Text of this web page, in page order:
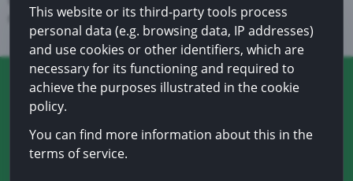
mehr alle Funktionen dieser Website zur Verfügung
© 2019 Behide Hasanaj |
Disclaimer
This website was constructed byWebdesign Wenker
This website or its third-party tools process
personal data (e.g. browsing data, IP addresses)
and use cookies or other identifiers, which are
necessary for its functioning and required to
achieve the purposes illustrated in the cookie
policy.
You can find more information about this in the
terms of service.